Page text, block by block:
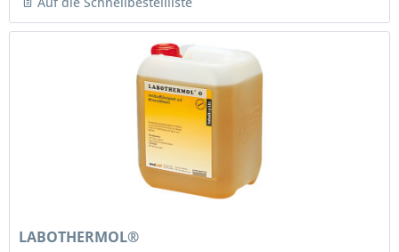
LABOTHERMOL®